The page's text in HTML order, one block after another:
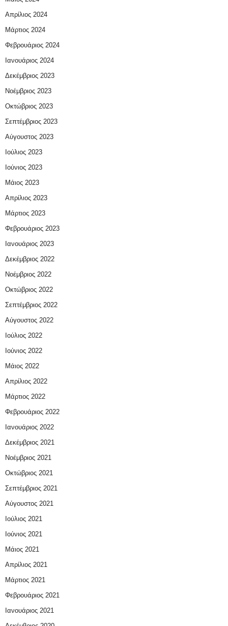
Απρίλιος 2024
Μάρτιος 2024
Φεβρουάριος 2024
Ιανουάριος 2024
Δεκέμβριος 2023
Νοέμβριος 2023
Οκτώβριος 2023
Σεπτέμβριος 2023
Αύγουστος 2023
Ιούλιος 2023
Ιούνιος 2023
Μάιος 2023
Απρίλιος 2023
Μάρτιος 2023
Φεβρουάριος 2023
Ιανουάριος 2023
Δεκέμβριος 2022
Νοέμβριος 2022
Οκτώβριος 2022
Σεπτέμβριος 2022
Αύγουστος 2022
Ιούλιος 2022
Ιούνιος 2022
Μάιος 2022
Απρίλιος 2022
Μάρτιος 2022
Φεβρουάριος 2022
Ιανουάριος 2022
Δεκέμβριος 2021
Νοέμβριος 2021
Οκτώβριος 2021
Σεπτέμβριος 2021
Αύγουστος 2021
Ιούλιος 2021
Ιούνιος 2021
Μάιος 2021
Απρίλιος 2021
Μάρτιος 2021
Φεβρουάριος 2021
Ιανουάριος 2021